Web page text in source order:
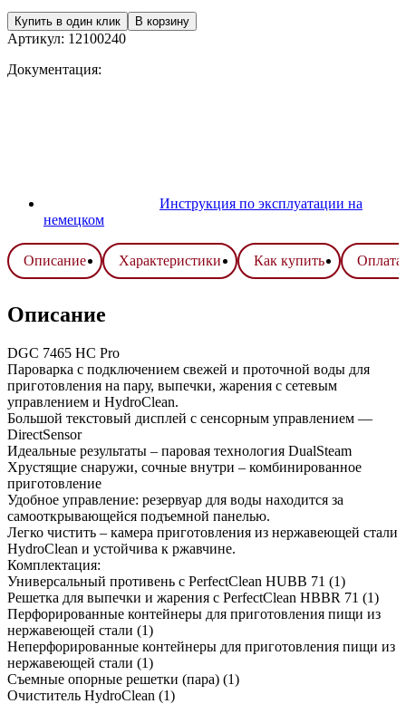
Купить в один клик В корзину
Артикул: 12100240
Документация:
Инструкция по эксплуатации на
немецком
Описание Характеристики Как купить Оплата
Описание
DGC 7465 HC Pro
Пароварка с подключением свежей и проточной воды для
приготовления на пару, выпечки, жарения с сетевым
управлением и HydroClean.
Большой текстовый дисплей с сенсорным управлением —
DirectSensor
Идеальные результаты – паровая технология DualSteam
Хрустящие снаружи, сочные внутри – комбинированное
приготовление
Удобное управление: резервуар для воды находится за
самооткрывающейся подъемной панелью.
Легко чистить – камера приготовления из нержавеющей стали
HydroClean и устойчива к ржавчине.
Комплектация:
Универсальный противень с PerfectClean HUBB 71 (1)
Решетка для выпечки и жарения с PerfectClean HBBR 71 (1)
Перфорированные контейнеры для приготовления пищи из
нержавеющей стали (1)
Неперфорированные контейнеры для приготовления пищи из
нержавеющей стали (1)
Съемные опорные решетки (пара) (1)
Очиститель HydroClean (1)